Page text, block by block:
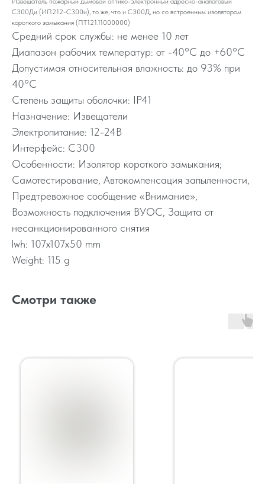
С300Ди (ИП212-С300и), то же, что и С300Д, но со встроенным изолятором
короткого замыкания (ПТ121.11000000)
Средний срок службы: не менее 10 лет
Диапазон рабочих температур: от -40°C до +60°C
Допустимая относительная влажность: до 93% при
40°C
Степень защиты оболочки: IP41
Назначение: Извещатели
Электропитание: 12-24В
Интерфейс: С300
Особенности: Изолятор короткого замыкания;
Самотестирование, Автокомпенсация запыленности,
Предтревожное сообщение «Внимание»,
Возможность подключения ВУОС, Защита от
несанкционированного снятия
lwh: 107x107x50 mm
Weight: 115 g
Смотри также